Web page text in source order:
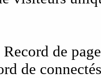
Record de
de